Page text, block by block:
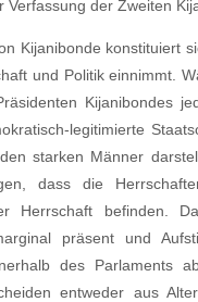
Verfassung der Zweiten
Kijanibonde konstituiert
und Politik einnimmt.
Kijanibondes
legitimierte
starken Männer
dass die
Herrschaft befinden.
präsent und
des Parlaments
entweder aus